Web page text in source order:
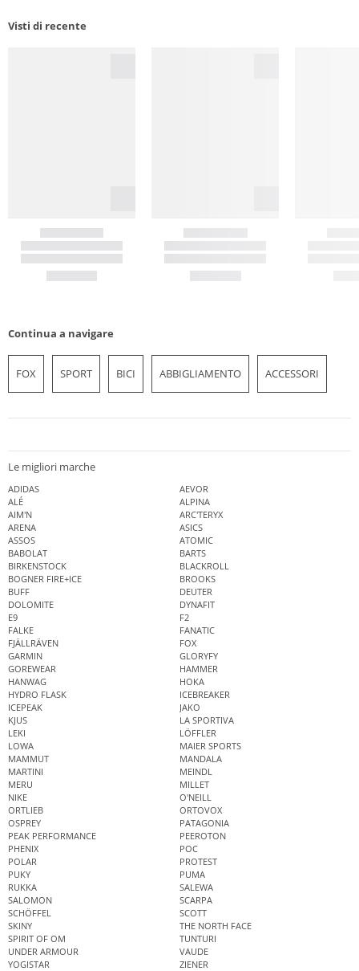
Visti di recente
Continua a navigare
FOX SPORT BICI ABBIGLIAMENTO ACCESSORI
Le migliori marche
ADIDAS
AEVOR
ALÉ
ALPINA
AIM'N
ARC'TERYX
ARENA
ASICS
ASSOS
ATOMIC
BABOLAT
BARTS
BIRKENSTOCK
BLACKROLL
BOGNER FIRE+ICE
BROOKS
BUFF
DEUTER
DOLOMITE
DYNAFIT
E9
F2
FALKE
FANATIC
FJÄLLRÄVEN
FOX
GARMIN
GLORYFY
GOREWEAR
HAMMER
HANWAG
HOKA
HYDRO FLASK
ICEBREAKER
ICEPEAK
JAKO
KJUS
LA SPORTIVA
LEKI
LÖFFLER
LOWA
MAIER SPORTS
MAMMUT
MANDALA
MARTINI
MEINDL
MERU
MILLET
NIKE
O'NEILL
ORTLIEB
ORTOVOX
OSPREY
PATAGONIA
PEAK PERFORMANCE
PEEROTON
PHENIX
POC
POLAR
PROTEST
PUKY
PUMA
RUKKA
SALEWA
SALOMON
SCARPA
SCHÖFFEL
SCOTT
SKINY
THE NORTH FACE
SPIRIT OF OM
TUNTURI
UNDER ARMOUR
VAUDE
YOGISTAR
ZIENER